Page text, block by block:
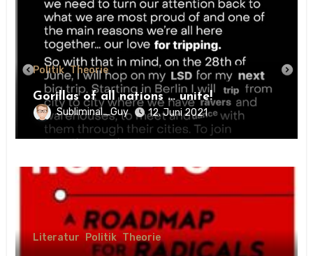
Politik Theorie
Gorillas of all nations … unite!
Subliminal_Guy 12. Juni 2021
Literatur Politik Theorie